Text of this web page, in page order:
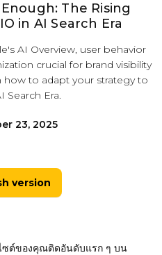
The Rising
in AI Search Era
AI Overview, user behavior
crucial for brand visibility
how to adapt your strategy to
Search Era.
23, 2025
version
ซต์ของคุณติดอันดับแรก ๆ บน